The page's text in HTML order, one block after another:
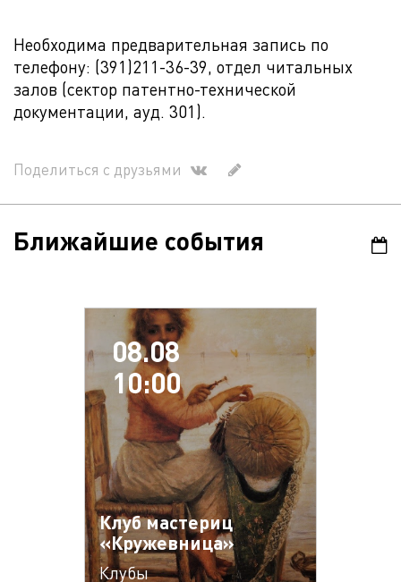
Необходима предварительная запись по
телефону: (391)211-36-39, отдел читальных
залов (сектор патентно-технической
документации, ауд. 301).
Поделиться с друзьями
Ближайшие события
08.08
10:00
Клуб мастериц
«Кружевница»
Клубы